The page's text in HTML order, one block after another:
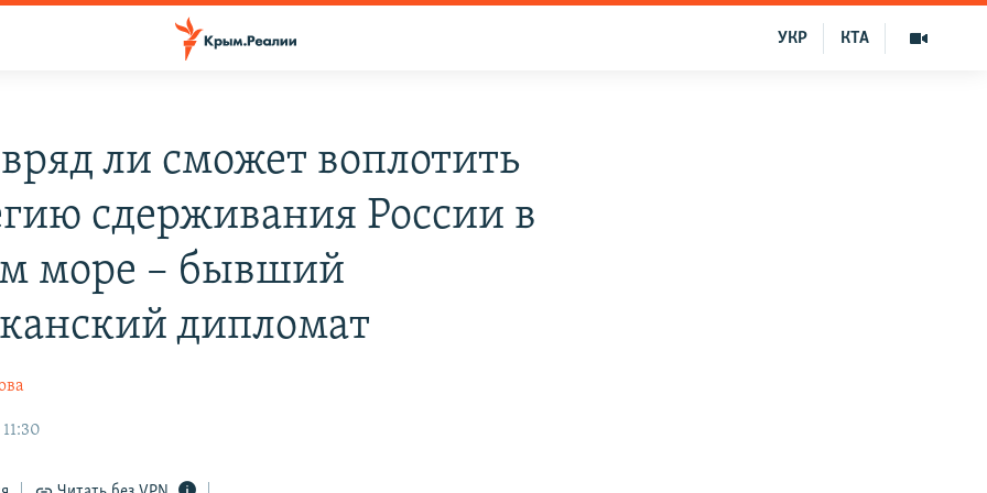
КТА
УКР
ли сможет воплотить
сдерживания России в
море – бывший
дипломат